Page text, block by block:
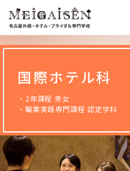
国際ホテル科
・2年課程 男女
・職業実践専門課程 認定学科